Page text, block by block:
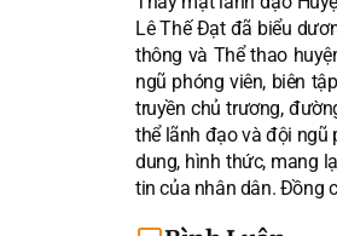
Lê Thế Đạt đã biểu
thông và Thể thao
ngũ phóng viên, biên
truyền chủ trương,
thể lãnh đạo và đội ngũ
dung, hình thức, mang
tin của nhân dân. Đồng